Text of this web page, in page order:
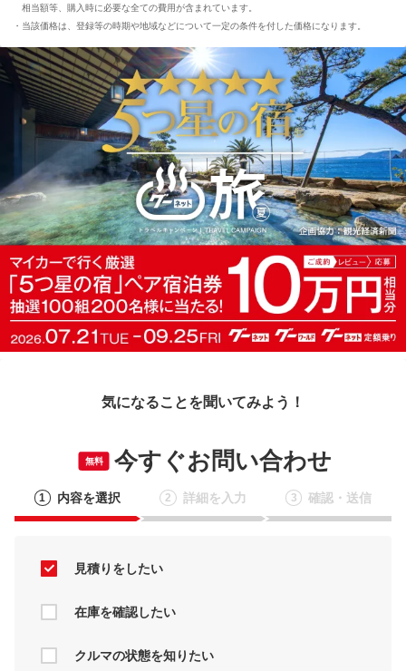
相当額等、購入時に必要な全ての費用が含まれています。
当該価格は、登録等の時期や地域などについて一定の条件を付した価格になります。
気になることを聞いてみよう！
無料 今すぐお問い合わせ
1 内容を選択 2 詳細を入力 3 確認・送信
見積りをしたい
在庫を確認したい
クルマの状態を知りたい